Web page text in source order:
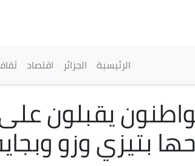
القائمة الرئيسية
الرئيسية الجزائر اقتصاد
يقبلون
بتيزي وزو